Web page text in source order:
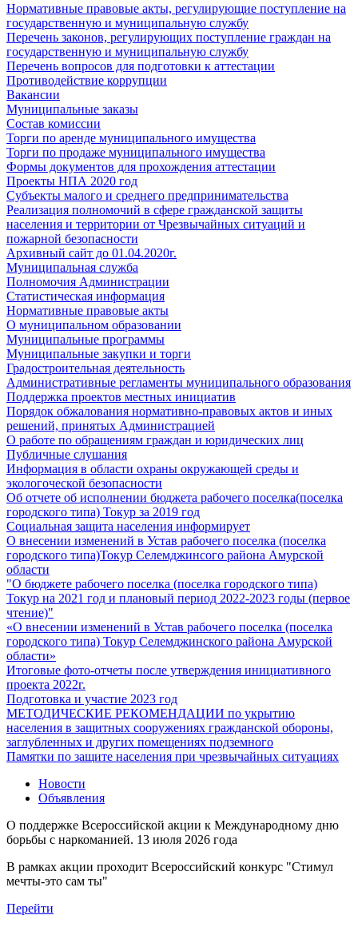
Нормативные правовые акты, регулирующие поступление на
государственную и муниципальную службу
Перечень законов, регулирующих поступление граждан на
государственную и муниципальную службу
Перечень вопросов для подготовки к аттестации
Противодействие коррупции
Вакансии
Муниципальные заказы
Состав комиссии
Торги по аренде муниципального имущества
Торги по продаже муниципального имущества
Формы документов для прохождения аттестации
Проекты НПА 2020 год
Субъекты малого и среднего предпринимательства
Реализация полномочий в сфере гражданской защиты
населения и территории от Чрезвычайных ситуаций и
пожарной безопасности
Архивный сайт до 01.04.2020г.
Муниципальная служба
Полномочия Администрации
Статистическая информация
Нормативные правовые акты
О муниципальном образовании
Муниципальные программы
Муниципальные закупки и торги
Градостроительная деятельность
Административные регламенты муниципального образования
Поддержка проектов местных инициатив
Порядок обжалования нормативно-правовых актов и иных
решений, принятых Администрацией
О работе по обращениям граждан и юридических лиц
Публичные слушания
Информация в области охраны окружающей среды и
экологоческой безопасности
Об отчете об исполнении бюджета рабочего поселка(поселка
городского типа) Токур за 2019 год
Социальная защита населения информирует
О внесении изменений в Устав рабочего поселка (поселка
городского типа)Токур Селемджинсого района Амурской
области
"О бюджете рабочего поселка (поселка городского типа)
Токур на 2021 год и плановый период 2022-2023 годы (первое
чтение)"
«О внесении изменений в Устав рабочего поселка (поселка
городского типа) Токур Селемджинского района Амурской
области»
Итоговые фото-отчеты после утверждения инициативного
проекта 2022г.
Подготовка и участие 2023 год
МЕТОДИЧЕСКИЕ РЕКОМЕНДАЦИИ по укрытию
населения в защитных сооружениях гражданской обороны,
заглубленных и других помещениях подземного
Памятки по защите населения при чрезвычайных ситуациях
Новости
Объявления
О поддержке Всероссийской акции к Международному дню
борьбы с наркоманией. 13 июля 2026 года
В рамках акции проходит Всероссийский конкурс "Стимул
мечты-это сам ты"
Перейти